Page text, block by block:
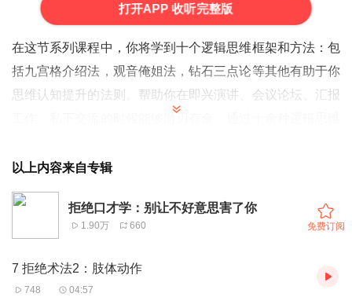
打开APP 收听完整版
在这节系列课程中，你将学到十个逻辑思维框架和方法：包
括九宫格介绍法，观音俺姐法，钻石三点论等其他有助于你
思维认知提升的法则。帮助你在即兴演讲、会议论坛、汇报
以上内容来自专辑
拒绝口才学：别让不好意思害了你
1.90万 660 免费订阅
7 拒绝术法2：肢体动作
748 04:57